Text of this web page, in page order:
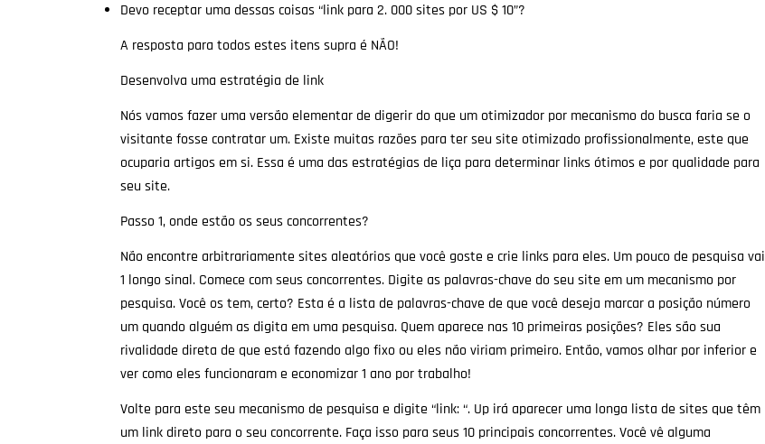
Devo receptar uma dessas coisas “link para 2. 000 sites por US $ 10”?
A resposta para todos estes itens supra é NÃO!
Desenvolva uma estratégia de link
Nós vamos fazer uma versão elementar de digerir do que um otimizador por mecanismo do busca faria se o
visitante fosse contratar um. Existe muitas razões para ter seu site otimizado profissionalmente, este que
ocuparia artigos em si. Essa é uma das estratégias de liça para determinar links ótimos e por qualidade para
seu site.
Passo 1, onde estão os seus concorrentes?
Não encontre arbitrariamente sites aleatórios que você goste e crie links para eles. Um pouco de pesquisa vai
1 longo sinal. Comece com seus concorrentes. Digite as palavras-chave do seu site em um mecanismo por
pesquisa. Você os tem, certo? Esta é a lista de palavras-chave de que você deseja marcar a posição número
um quando alguém as digita em uma pesquisa. Quem aparece nas 10 primeiras posições? Eles são sua
rivalidade direta de que está fazendo algo fixo ou eles não viriam primeiro. Então, vamos olhar por inferior e
ver como eles funcionaram e economizar 1 ano por trabalho!
Volte para este seu mecanismo de pesquisa e digite “link: “. Up irá aparecer uma longa lista de sites que têm
um link direto para o seu concorrente. Faça isso para seus 10 principais concorrentes. Você vê alguma